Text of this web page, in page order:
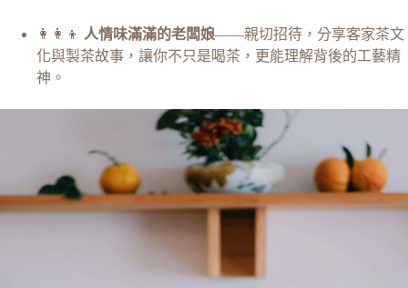
👩‍👩‍👦 人情味滿滿的老闆娘——親切招待，分享客家茶文
化與製茶故事，讓你不只是喝茶，更能理解背後的工藝精
神。